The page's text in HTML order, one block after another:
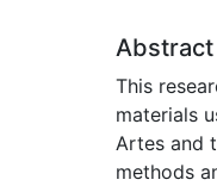
Abstract
This
materials
Artes and
methods